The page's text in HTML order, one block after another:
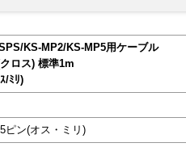
KS-MP2/KS-MP5用ケーブル
ロス) 標準1m
/ﾐﾘ)
ピン(オス・ミリ)